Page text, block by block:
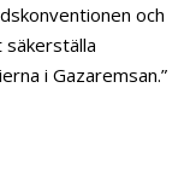
och
säkerställa
i Gazaremsan.”